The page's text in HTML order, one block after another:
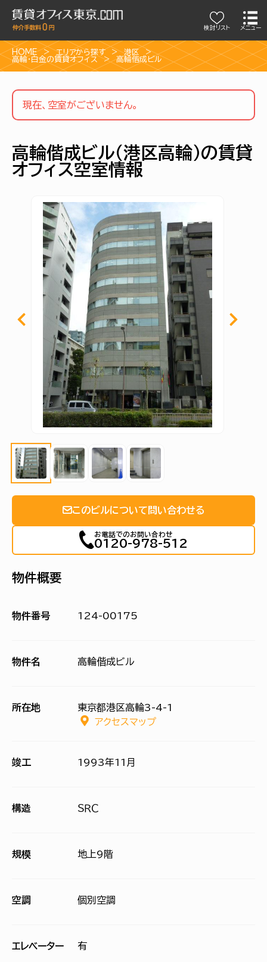
検討リスト メニュー
HOME エリアから探す
港区
高輪・白金の賃貸オフィス
高輪偕成ビル
現在、空室がございません。
高輪偕成ビル（港区高輪）の賃貸
オフィス空室情報
このビルについて問い合わせる
お電話でのお問い合わせ
0120-978-512
物件概要
物件番号 124-00175
物件名 高輪偕成ビル
所在地
東京都港区高輪3-4-1
アクセスマップ
竣工 1993年11月
構造 ＳＲＣ
規模 地上9階
空調 個別空調
エレベーター 有